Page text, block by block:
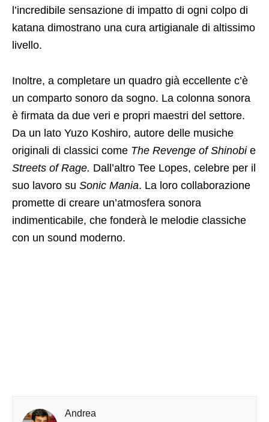
l’incredibile sensazione di impatto di ogni colpo di
katana dimostrano una cura artigianale di altissimo
livello.
Inoltre, a completare un quadro già eccellente c’è
un comparto sonoro da sogno. La colonna sonora
è firmata da due veri e propri maestri del settore.
Da un lato Yuzo Koshiro, autore delle musiche
originali di classici come The Revenge of Shinobie
Streets of Rage. Dall’altro Tee Lopes, celebre per il
suo lavoro su Sonic Mania. La loro collaborazione
promette di creare un’atmosfera sonora
indimenticabile, che fonderà le melodie classiche
con un sound moderno.
Andrea